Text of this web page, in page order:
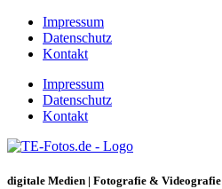
Impressum
Datenschutz
Kontakt
Impressum
Datenschutz
Kontakt
digitale Medien | Fotografie & Videografie